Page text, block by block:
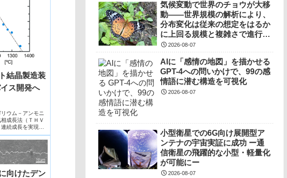
結晶製造装
ス開発へ
ウム－アンモニ
成長法（ＴＨＶ
続成長を実現す
装置を開発し
向けたデン
気候変動で世界のチョウが大移
動――世界規模の解析により、
分布変化は従来の想定をはるか
に上回る規模と複雑さで進行し
ていることを解明――
2026-08-07
AIに「感情の地図」を描かせる
GPT-4への問いかけで、99の感
情語に潜む構造を可視化
2026-08-07
小型衛星での6G向け展開型ア
ンテナの宇宙実証に成功 ー通
信衛星の飛躍的な小型・軽量化
が可能にー
2026-08-07